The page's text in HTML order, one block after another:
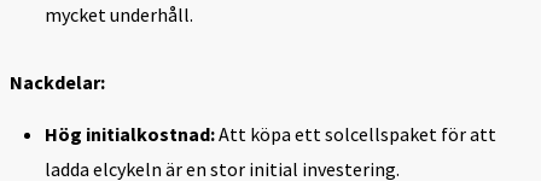
mycket underhåll.
Nackdelar:
Hög initialkostnad:Att köpa ett solcellspaket för att
ladda elcykeln är en stor initial investering.